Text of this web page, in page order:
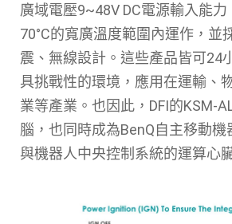
廣域電壓9~48V DC電源輸入能力
70°C的寬廣溫度範圍內運作，並
震、無線設計。這些產品皆可24
具挑戰性的環境，應用在運輸、
業等產業。也因此，DFI的KSM-
腦，也同時成為BenQ自主移動機
與機器人中央控制系統的運算心